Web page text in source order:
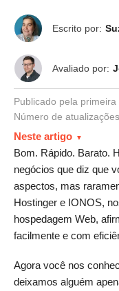
Escrito por:
Avaliado por:
Publicado pela primeira
Número de
Neste artigo
Bom. Rápido. Barato.
negócios que diz que
aspectos, mas
Hostinger e IONOS,
hospedagem Web,
facilmente e com
Agora você nos
deixamos alguém